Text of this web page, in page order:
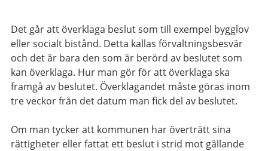
Det går att överklaga beslut som till exempel bygglov
eller socialt bistånd. Detta kallas förvaltningsbesvär
och det är bara den som är berörd av beslutet som
kan överklaga. Hur man gör för att överklaga ska
framgå av beslutet. Överklagandet måste göras inom
tre veckor från det datum man fick del av beslutet.
Om man tycker att kommunen har överträtt sina
rättigheter eller fattat ett beslut i strid mot gällande